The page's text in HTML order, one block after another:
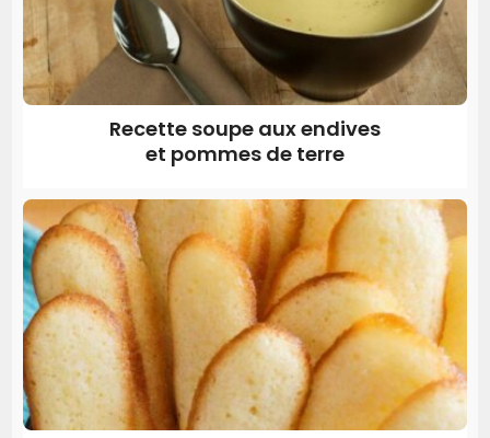
Recette soupe aux endives
et pommes de terre